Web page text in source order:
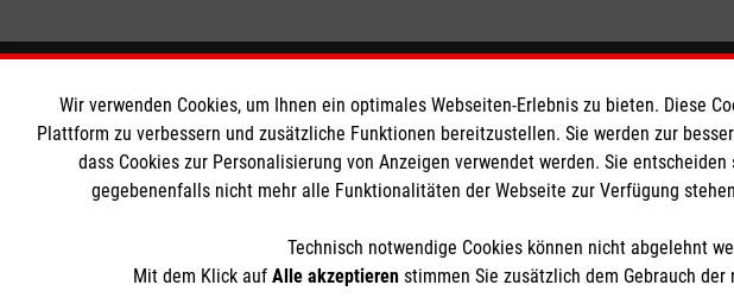
Informationen
Impressum
Datenschutz
Die Malteser
Malteser in Deutschland
Malteserorden
Wir verwenden Cookies, um Ihnen ein optimales Webseiten-Erlebnis zu bieten. Diese
Plattform zu verbessern und zusätzliche Funktionen bereitzustellen. Sie werden zur
dass Cookies zur Personalisierung von Anzeigen verwendet werden. Sie
gegebenenfalls nicht mehr alle Funktionalitäten der Webseite zur Verfügung
Technisch notwendige Cookies können nicht abgelehnt
Mit dem Klick auf Alle akzeptieren stimmen Sie zusätzlich dem Gebrauch